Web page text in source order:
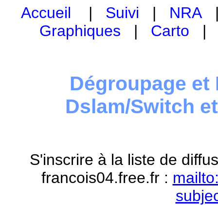
Accueil | Suivi | NRA
Graphiques | Carto
Dégroupage et
Dslam/Switch
S'inscrire à la liste de
francois04.free.fr :